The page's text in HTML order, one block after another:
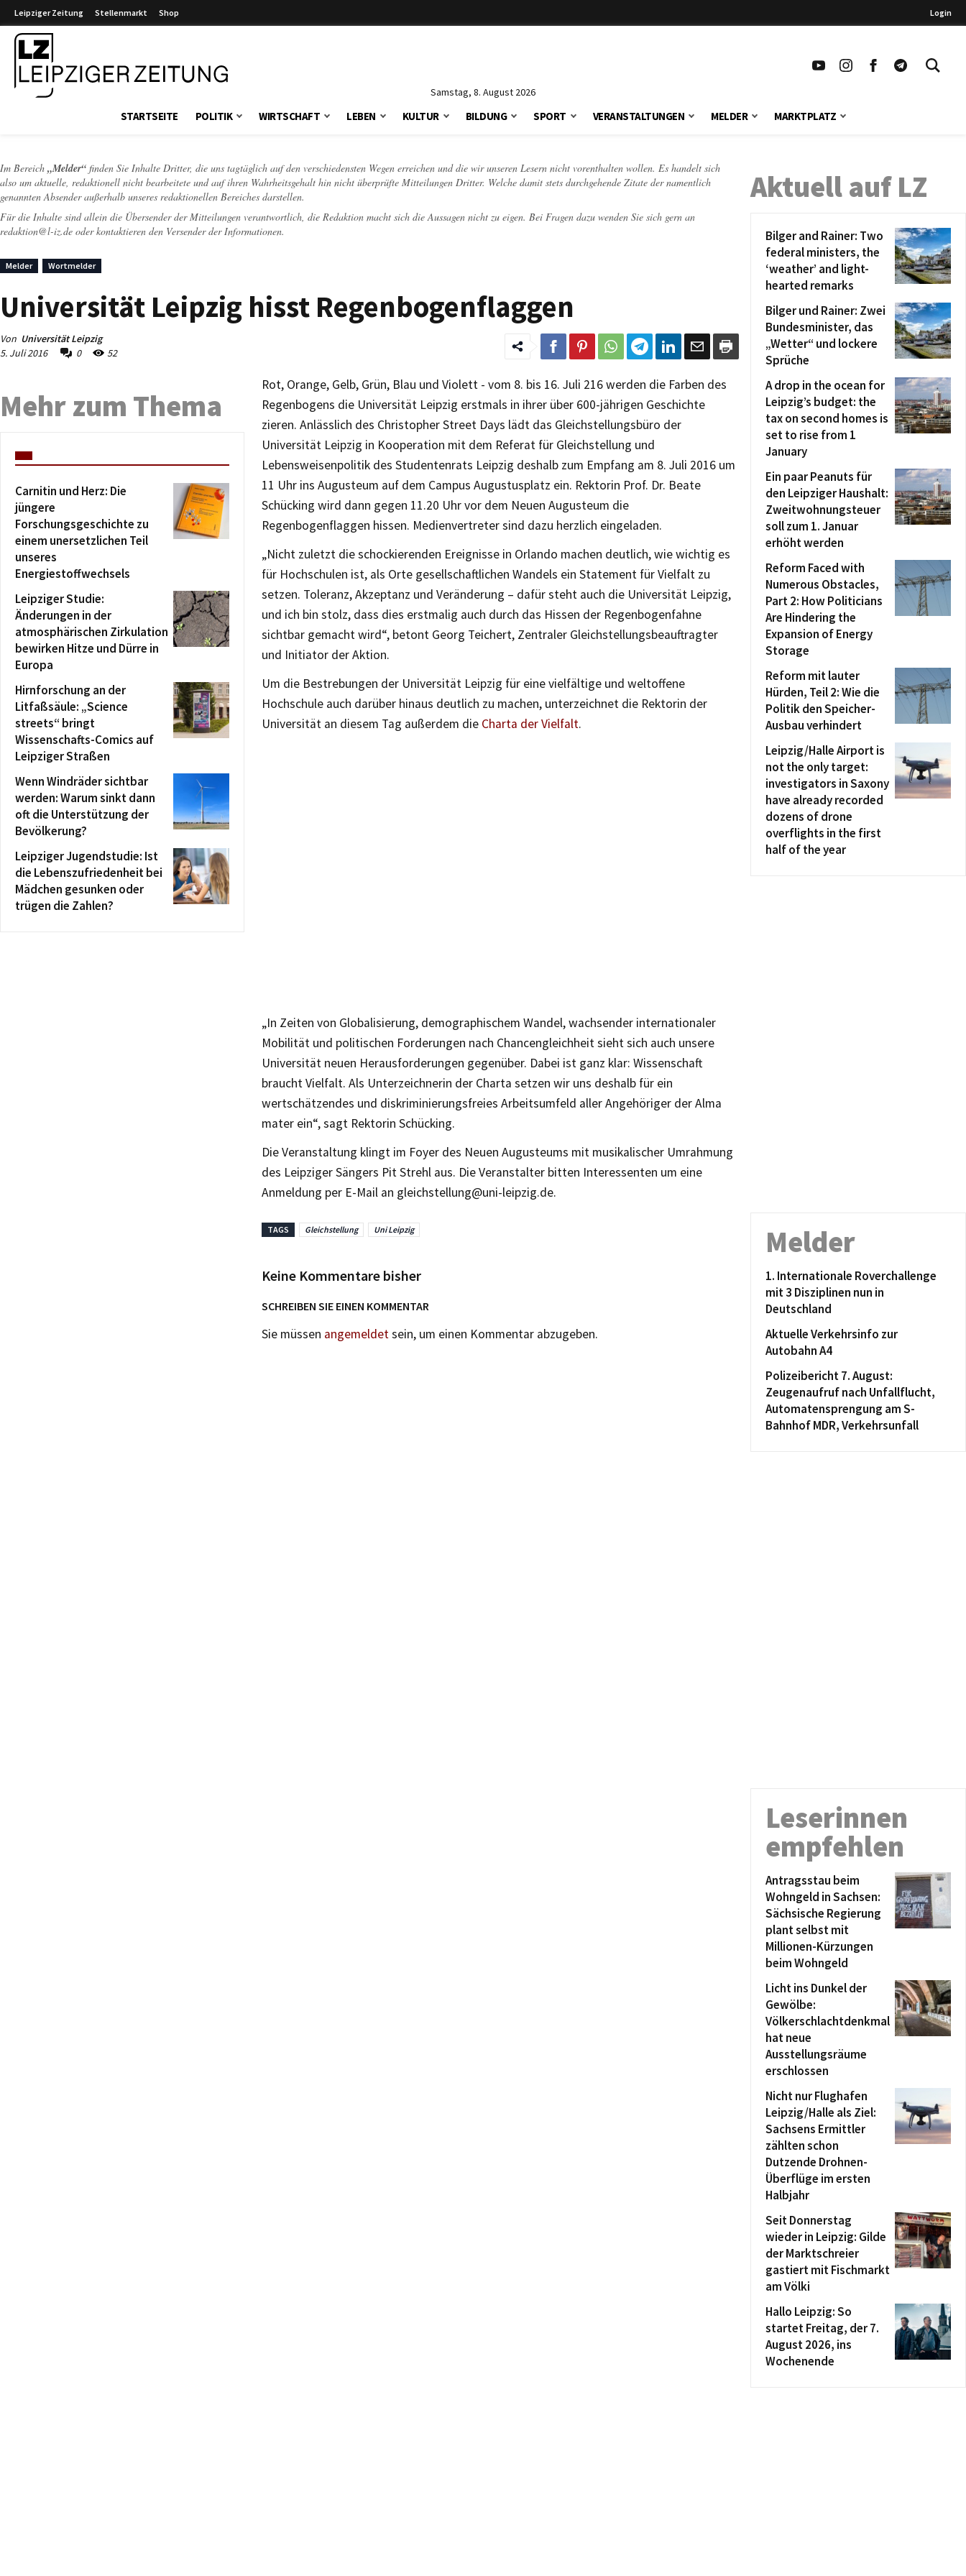
Leipziger Zeitung Stellenmarkt Shop Login
Samstag, 8. August 2026
STARTSEITE POLITIK WIRTSCHAFT LEBEN KULTUR BILDUNG SPORT VERANSTALTUNGEN MELDER MARKTPLATZ
Im Bereich „Melder“ finden Sie Inhalte Dritter, die uns tagtäglich auf den verschiedensten Wegen erreichen und die wir unseren Lesern nicht vorenthalten wollen. Es handelt sich
also um aktuelle, redaktionell nicht bearbeitete und auf ihren Wahrheitsgehalt hin nicht überprüfte Mitteilungen Dritter. Welche damit stets durchgehende Zitate der namentlich
genannten Absender außerhalb unseres redaktionellen Bereiches darstellen.
Für die Inhalte sind allein die Übersender der Mitteilungen verantwortlich, die Redaktion macht sich die Aussagen nicht zu eigen. Bei Fragen dazu wenden Sie sich gern an
redaktion@l-iz.de oder kontaktieren den Versender der Informationen.
Melder Wortmelder
Universität Leipzig hisst Regenbogenflaggen
Von Universität Leipzig
5. Juli 2016
0 52
Rot, Orange, Gelb, Grün, Blau und Violett - vom 8. bis 16. Juli 216 werden die Farben des
Regenbogens die Universität Leipzig erstmals in ihrer über 600-jährigen Geschichte
zieren. Anlässlich des Christopher Street Days lädt das Gleichstellungsbüro der
Universität Leipzig in Kooperation mit dem Referat für Gleichstellung und
Lebensweisenpolitik des Studentenrats Leipzig deshalb zum Empfang am 8. Juli 2016 um
11 Uhr ins Augusteum auf dem Campus Augustusplatz ein. Rektorin Prof. Dr. Beate
Schücking wird dann gegen 11.20 Uhr vor dem Neuen Augusteum die
Regenbogenflaggen hissen. Medienvertreter sind dazu herzlich eingeladen.
„Nicht zuletzt die schockierenden Ereignisse in Orlando machen deutlich, wie wichtig es
für Hochschulen ist, als Orte gesellschaftlichen Wandels ein Statement für Vielfalt zu
setzen. Toleranz, Akzeptanz und Veränderung – dafür steht auch die Universität Leipzig,
und ich bin stolz, dass dies erstmalig auch durch das Hissen der Regenbogenfahne
sichtbar gemacht wird“, betont Georg Teichert, Zentraler Gleichstellungsbeauftragter
und Initiator der Aktion.
Um die Bestrebungen der Universität Leipzig für eine vielfältige und weltoffene
Hochschule auch darüber hinaus deutlich zu machen, unterzeichnet die Rektorin der
Universität an diesem Tag außerdem die Charta der Vielfalt.
„In Zeiten von Globalisierung, demographischem Wandel, wachsender internationaler
Mobilität und politischen Forderungen nach Chancengleichheit sieht sich auch unsere
Universität neuen Herausforderungen gegenüber. Dabei ist ganz klar: Wissenschaft
braucht Vielfalt. Als Unterzeichnerin der Charta setzen wir uns deshalb für ein
wertschätzendes und diskriminierungsfreies Arbeitsumfeld aller Angehöriger der Alma
mater ein“, sagt Rektorin Schücking.
Die Veranstaltung klingt im Foyer des Neuen Augusteums mit musikalischer Umrahmung
des Leipziger Sängers Pit Strehl aus. Die Veranstalter bitten Interessenten um eine
Anmeldung per E-Mail an gleichstellung@uni-leipzig.de.
TAGS Gleichstellung Uni Leipzig
Keine Kommentare bisher
SCHREIBEN SIE EINEN KOMMENTAR
Sie müssen angemeldetsein, um einen Kommentar abzugeben.
Mehr zum Thema
Carnitin und Herz: Die
jüngere
Forschungsgeschichte zu
einem unersetzlichen Teil
unseres
Energiestoffwechsels
Leipziger Studie:
Änderungen in der
atmosphärischen Zirkulation
bewirken Hitze und Dürre in
Europa
Hirnforschung an der
Litfaßsäule: „Science
streets“ bringt
Wissenschafts-Comics auf
Leipziger Straßen
Wenn Windräder sichtbar
werden: Warum sinkt dann
oft die Unterstützung der
Bevölkerung?
Leipziger Jugendstudie: Ist
die Lebenszufriedenheit bei
Mädchen gesunken oder
trügen die Zahlen?
Aktuell auf LZ
Bilger and Rainer: Two
federal ministers, the
‘weather’ and light-
hearted remarks
Bilger und Rainer: Zwei
Bundesminister, das
„Wetter“ und lockere
Sprüche
A drop in the ocean for
Leipzig’s budget: the
tax on second homes is
set to rise from 1
January
Ein paar Peanuts für
den Leipziger Haushalt:
Zweitwohnungsteuer
soll zum 1. Januar
erhöht werden
Reform Faced with
Numerous Obstacles,
Part 2: How Politicians
Are Hindering the
Expansion of Energy
Storage
Reform mit lauter
Hürden, Teil 2: Wie die
Politik den Speicher-
Ausbau verhindert
Leipzig/Halle Airport is
not the only target:
investigators in Saxony
have already recorded
dozens of drone
overflights in the first
half of the year
Melder
1. Internationale Roverchallenge
mit 3 Disziplinen nun in
Deutschland
Aktuelle Verkehrsinfo zur
Autobahn A4
Polizeibericht 7. August:
Zeugenaufruf nach Unfallflucht,
Automatensprengung am S-
Bahnhof MDR, Verkehrsunfall
Leserinnen
empfehlen
Antragsstau beim
Wohngeld in Sachsen:
Sächsische Regierung
plant selbst mit
Millionen-Kürzungen
beim Wohngeld
Licht ins Dunkel der
Gewölbe:
Völkerschlachtdenkmal
hat neue
Ausstellungsräume
erschlossen
Nicht nur Flughafen
Leipzig/Halle als Ziel:
Sachsens Ermittler
zählten schon
Dutzende Drohnen-
Überflüge im ersten
Halbjahr
Seit Donnerstag
wieder in Leipzig: Gilde
der Marktschreier
gastiert mit Fischmarkt
am Völki
Hallo Leipzig: So
startet Freitag, der 7.
August 2026, ins
Wochenende